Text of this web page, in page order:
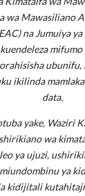
wa Mawasiliano
na Jumuiya
ubunifu,
ikilinda
data.
yake, Waziri
wa
ya ujuzi,
ya
kidijitali